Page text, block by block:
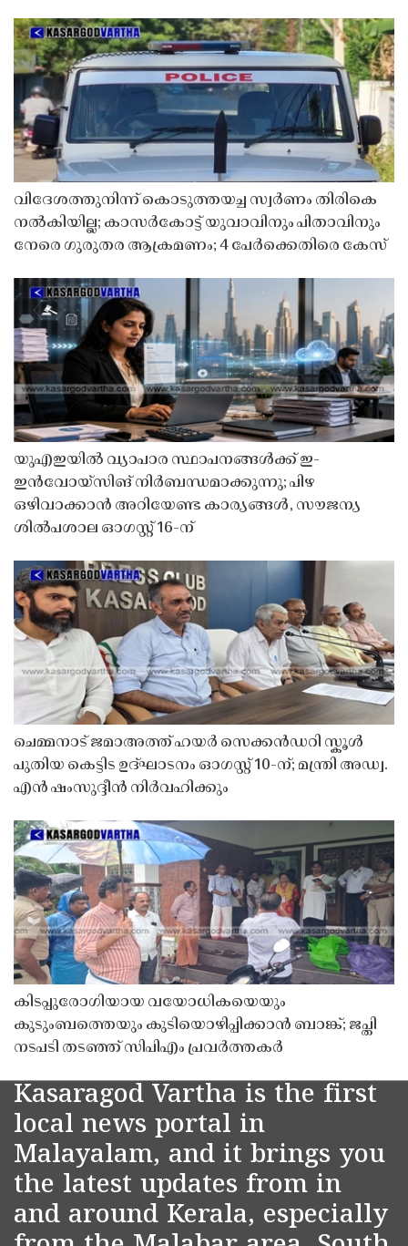
വിദേശത്തുനിന്ന് കൊടുത്തയച്ച സ്വർണം തിരികെ
നൽകിയില്ല; കാസർകോട്ട് യുവാവിനും പിതാവിനും
നേരെ ഗുരുതര ആക്രമണം; 4 പേർക്കെതിരെ കേസ്
യുഎഇയിൽ വ്യാപാര സ്ഥാപനങ്ങൾക്ക് ഇ-
ഇൻവോയ്സിങ് നിർബന്ധമാക്കുന്നു; പിഴ
ഒഴിവാക്കാൻ അറിയേണ്ട കാര്യങ്ങൾ, സൗജന്യ
ശിൽപശാല ഓഗസ്റ്റ് 16-ന്
ചെമ്മനാട് ജമാഅത്ത് ഹയർ സെക്കൻഡറി സ്കൂൾ
പുതിയ കെട്ടിട ഉദ്ഘാടനം ഓഗസ്റ്റ് 10-ന്; മന്ത്രി അഡ്വ.
എൻ ഷംസുദ്ദീൻ നിർവഹിക്കും
കിടപ്പുരോഗിയായ വയോധികയെയും
കുടുംബത്തെയും കുടിയൊഴിപ്പിക്കാൻ ബാങ്ക്; ജപ്തി
നടപടി തടഞ്ഞ് സിപിഎം പ്രവർത്തകർ
Kasaragod Vartha is the first
local news portal in
Malayalam, and it brings you
the latest updates from in
and around Kerala, especially